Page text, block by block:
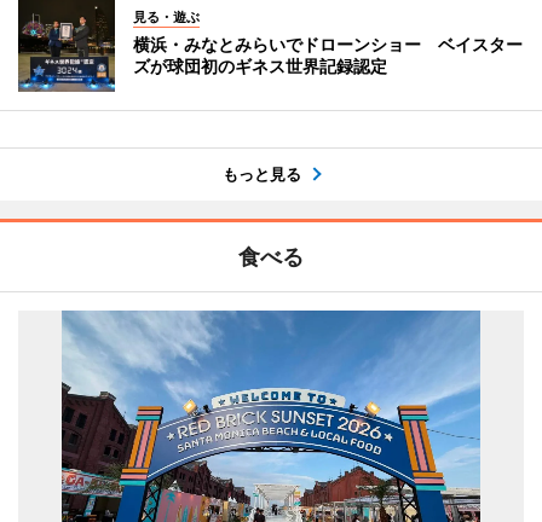
見る・遊ぶ
横浜・みなとみらいでドローンショー ベイスター
ズが球団初のギネス世界記録認定
もっと見る
食べる